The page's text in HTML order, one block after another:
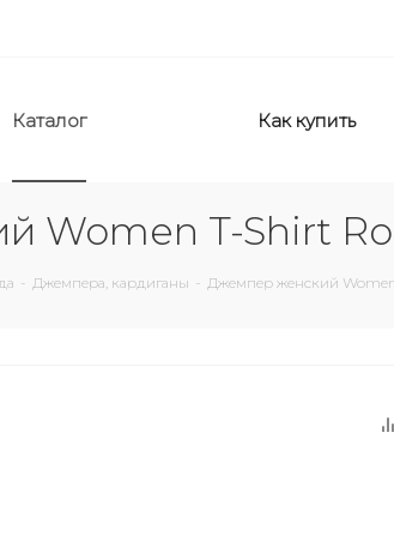
Каталог Как купить
Women T-Shirt
- Джемпера, кардиганы - Джемпер женский